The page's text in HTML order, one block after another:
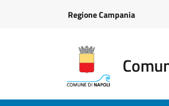
Regione Campania